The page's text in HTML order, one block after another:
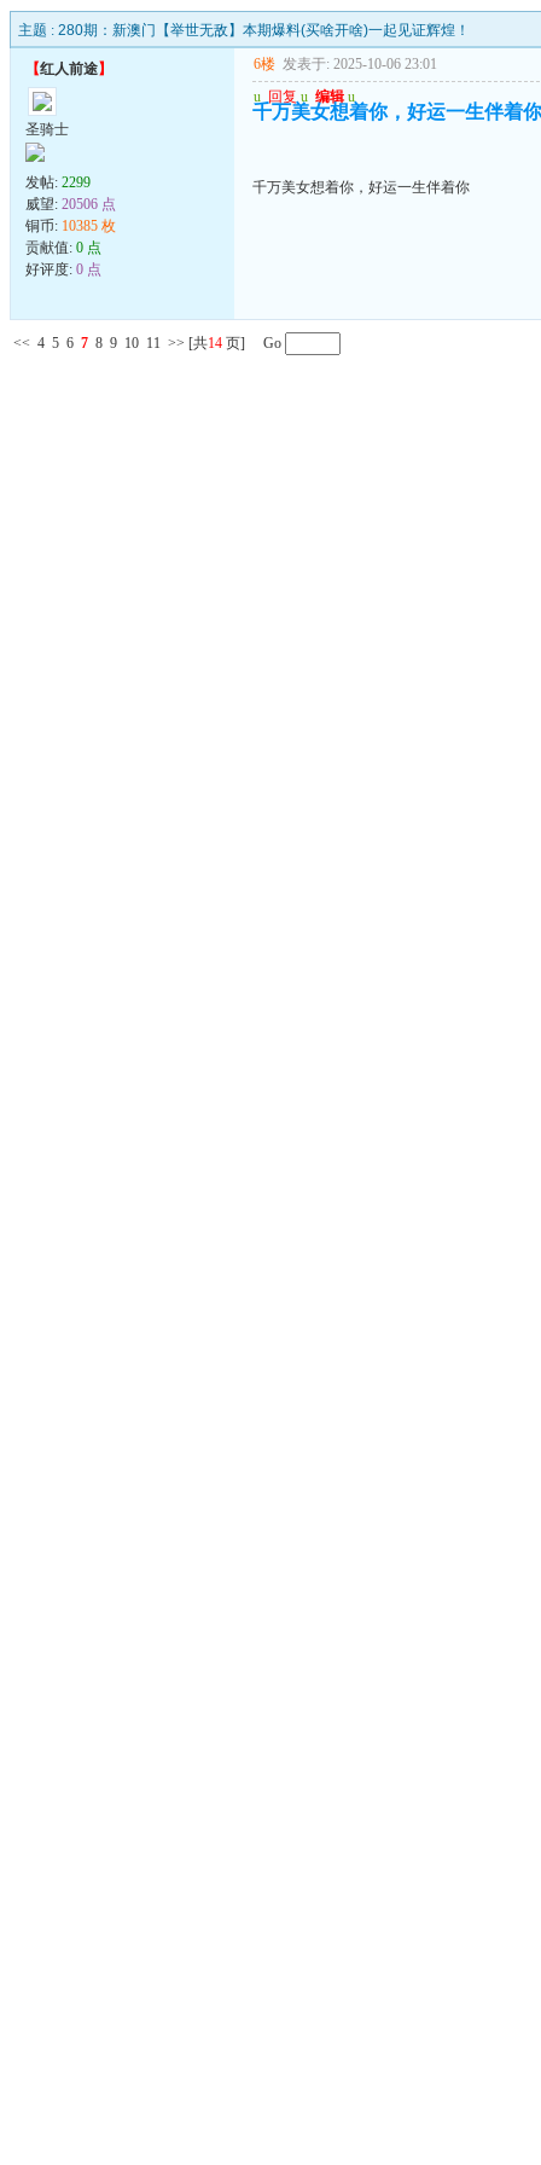
主题 : 280期：新澳门【举世无敌】本期爆料(买啥开啥)一起见证辉煌！
【红人前途】
圣骑士
发帖: 2299
威望: 20506 点
铜币: 10385 枚
贡献值: 0 点
好评度: 0 点
6楼 发表于: 2025-10-06 23:01
u 回复 u 编辑 u
千万美女想着你，好运一生伴着你
千万美女想着你，好运一生伴着你
<< 4 5 6 7 8 9 10 11 >> [共14 页] Go